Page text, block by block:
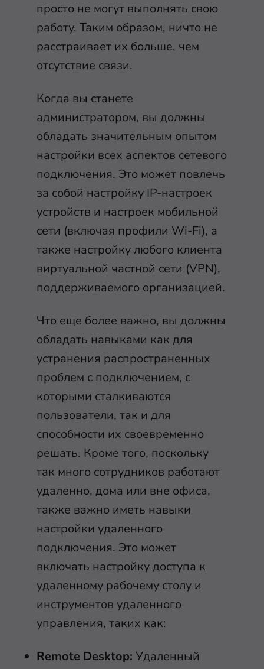
просто не могут выполнять свою
работу. Таким образом, ничто не
расстраивает их больше, чем
отсутствие связи.
Когда вы станете
администратором, вы должны
обладать значительным опытом
настройки всех аспектов сетевого
подключения. Это может повлечь
за собой настройку IP-настроек
устройств и настроек мобильной
сети (включая профили Wi-Fi), а
также настройку любого клиента
виртуальной частной сети (VPN),
поддерживаемого организацией.
Что еще более важно, вы должны
обладать навыками как для
устранения распространенных
проблем с подключением, с
которыми сталкиваются
пользователи, так и для
способности их своевременно
решать. Кроме того, поскольку
так много сотрудников работают
удаленно, дома или вне офиса,
также важно иметь навыки
настройки удаленного
подключения. Это может
включать настройку доступа к
удаленному рабочему столу и
инструментов удаленного
управления, таких как:
Remote Desktop: Удаленный